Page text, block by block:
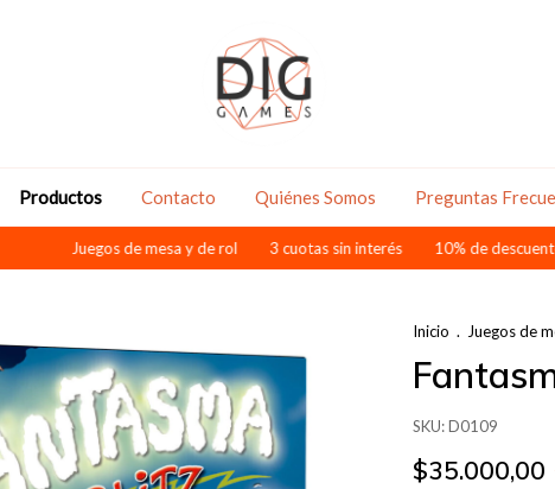
Productos Contacto Quiénes Somos Preguntas
Juegos de mesa y de rol 3 cuotas sin interés 10% de descuento
Inicio . Juegos de
SKU:D0109
$35.000,00